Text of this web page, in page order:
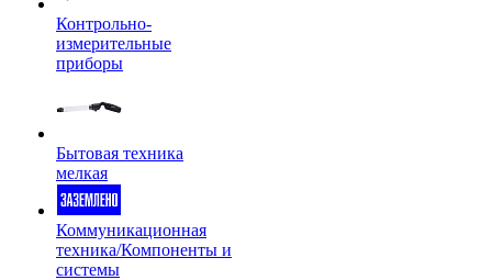
Контрольно-
измерительные
приборы
Бытовая техника
мелкая
Коммуникационная
техника/Компоненты и
системы